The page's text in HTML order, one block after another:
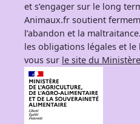
et s’engager sur le long
Animaux.fr soutient
l’abandon et la
les obligations légales et
vous sur le site du